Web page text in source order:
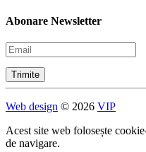
Abonare Newsletter
Web design © 2026 VIP
Acest site web folosește
de navigare.